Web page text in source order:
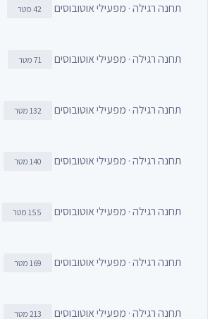
תחנה רגילה · מפעילי אוטובוסים 42 מטר
תחנה רגילה · מפעילי אוטובוסים 71 מטר
תחנה רגילה · מפעילי אוטובוסים 132 מטר
תחנה רגילה · מפעילי אוטובוסים 140 מטר
תחנה רגילה · מפעילי אוטובוסים 155 מטר
תחנה רגילה · מפעילי אוטובוסים 169 מטר
תחנה רגילה · מפעילי אוטובוסים 213 מטר